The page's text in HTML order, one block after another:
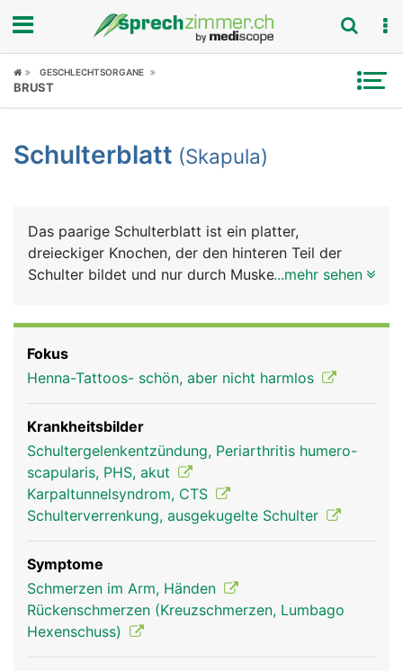
Fokus
Symptome
News
Rubriken
GESCHLECHTSORGANE
BRUST
Schulterblatt (Skapula)
Das paarige Schulterblatt ist ein platter,
dreieckiger Knochen, der den hinteren Teil der
Schulter bildet und nur durch Muskeln mit der
Oberarmknochens bewegt. Auch das Schlüsselbein
ist seitlich mit dem Schulterblatt gelenkig
verbunden. Über die Schulterblätter sind die Arme
mit dem Rumpf verbunden. Ausserdem dient es als
Befestigungsanker für die Rückenmuskulatur
...mehr sehen
Fokus
Henna-Tattoos- schön, aber nicht harmlos
Krankheitsbilder
Schultergelenkentzündung, Periarthritis humero-
scapularis, PHS, akut
Karpaltunnelsyndrom, CTS
Schulterverrenkung, ausgekugelte Schulter
Symptome
Schmerzen im Arm, Händen
Rückenschmerzen (Kreuzschmerzen, Lumbago
Hexenschuss)